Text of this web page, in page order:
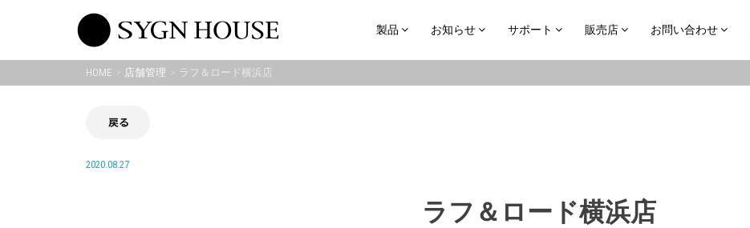
製品 お知らせ サポート 販売店 お問い合わせ
HOME 店舗管理 ラフ＆ロード横浜店
戻る
2020.08.27
ラフ＆ロード横浜店